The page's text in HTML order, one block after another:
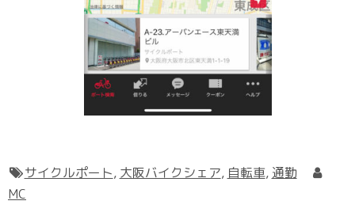
サイクルポート, 大阪バイクシェア, 自転車, 通勤
MC